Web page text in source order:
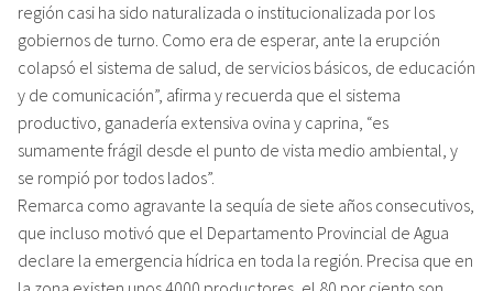
región casi ha sido naturalizada o institucionalizada por los
gobiernos de turno. Como era de esperar, ante la erupción
colapsó el sistema de salud, de servicios básicos, de educación
y de comunicación”, afirma y recuerda que el sistema
productivo, ganadería extensiva ovina y caprina, “es
sumamente frágil desde el punto de vista medio ambiental, y
se rompió por todos lados”.
Remarca como agravante la sequía de siete años consecutivos,
que incluso motivó que el Departamento Provincial de Agua
declare la emergencia hídrica en toda la región. Precisa que en